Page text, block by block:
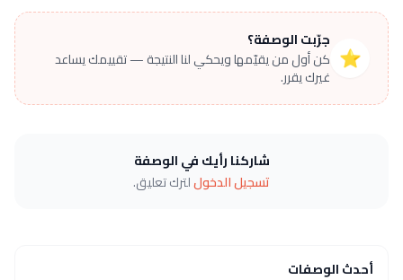
⭐
جرّبت الوصفة؟
كن أول من يقيّمها ويحكي لنا النتيجة — تقييمك يساعد
غيرك يقرر.
شاركنا رأيك في الوصفة
تسجيل الدخوللترك تعليق.
أحدث الوصفات